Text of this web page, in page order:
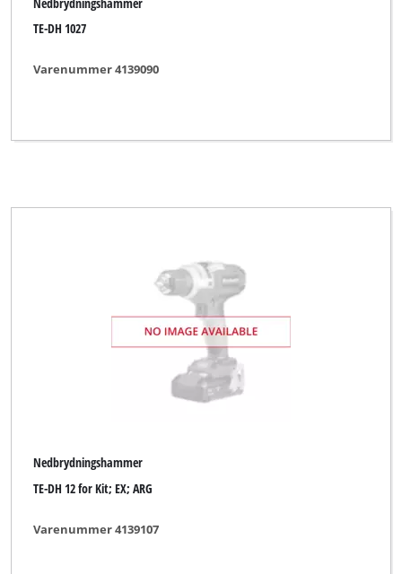
TE-DH 1027
Varenummer 4139090
Nedbrydningshammer
TE-DH 12 for Kit; EX; ARG
Varenummer 4139107